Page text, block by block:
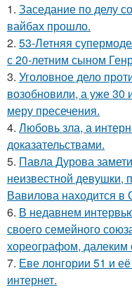
1. Заседание по делу
вайбах прошло.
2. 53-Летняя
с 20-летним сыном
3. Уголовное дело
возобновили, а уже 30
меру пресечения.
4. Любовь зла, а
доказательствами.
5. Павла Дурова
неизвестной девушки,
Вавилова находится
6. В недавнем
своего семейного
хореографом, далеким
7. Еве лонгории 51 и
интернет.